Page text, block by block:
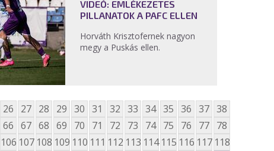
VIDEÓ: EMLÉKEZETES
PILLANATOK A PAFC ELLEN
Horváth Krisztofernek nagyon
megy a Puskás ellen.
26 27 28 29 30 31 32 33 34 35 36 37 38
66 67 68 69 70 71 72 73 74 75 76 77 78
106 107 108 109 110 111 112 113 114 115 116 117 118